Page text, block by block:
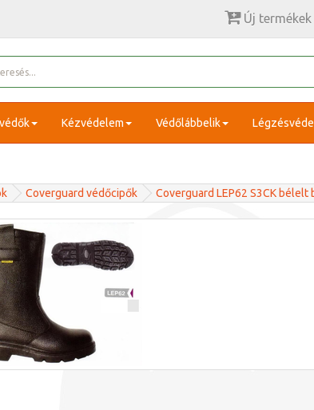
Új termékek
Kézvédelem Védőlábbelik
Coverguard védőcipők Coverguard LEP62 S3CK bélelt